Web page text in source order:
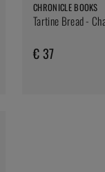
CHRONICLE BOOKS
Tartine Bread -
€ 37